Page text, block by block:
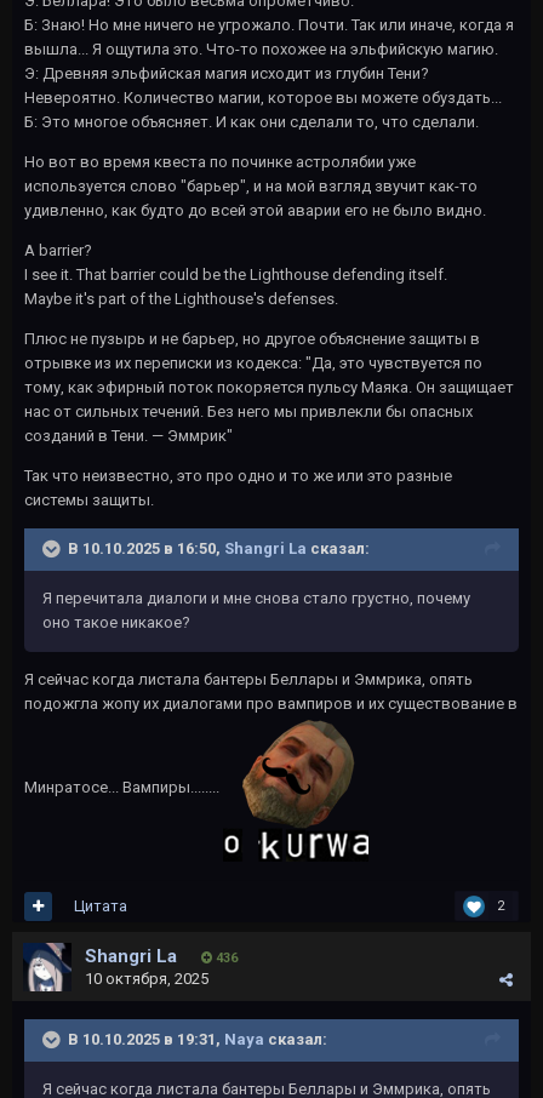
Б: Знаю! Но мне ничего не угрожало. Почти. Так или иначе, когда я
вышла... Я ощутила это. Что-то похожее на эльфийскую магию.
Э: Древняя эльфийская магия исходит из глубин Тени?
Невероятно. Количество магии, которое вы можете обуздать...
Б: Это многое объясняет. И как они сделали то, что сделали.
Но вот во время квеста по починке астролябии уже
используется слово "барьер", и на мой взгляд звучит как-то
удивленно, как будто до всей этой аварии его не было видно.
A barrier?
I see it. That barrier could be the Lighthouse defending itself.
Maybe it's part of the Lighthouse's defenses.
Плюс не пузырь и не барьер, но другое объяснение защиты в
отрывке из их переписки из кодекса: "Да, это чувствуется по
тому, как эфирный поток покоряется пульсу Маяка. Он защищает
нас от сильных течений. Без него мы привлекли бы опасных
созданий в Тени. — Эммрик"
Так что неизвестно, это про одно и то же или это разные
системы защиты.
В 10.10.2025 в 16:50, Shangri La сказал:
Я перечитала диалоги и мне снова стало грустно, почему
оно такое никакое?
Я сейчас когда листала бантеры Беллары и Эммрика, опять
подожгла жопу их диалогами про вампиров и их существование в
Минратосе... Вампиры........
2
Цитата
Shangri La 436
10 октября, 2025
В 10.10.2025 в 19:31, Naya сказал:
Я сейчас когда листала бантеры Беллары и Эммрика, опять